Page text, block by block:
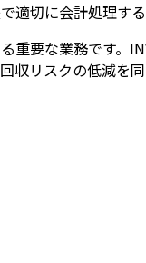
適切に会計処理する
重要な業務です。
収リスクの低減を